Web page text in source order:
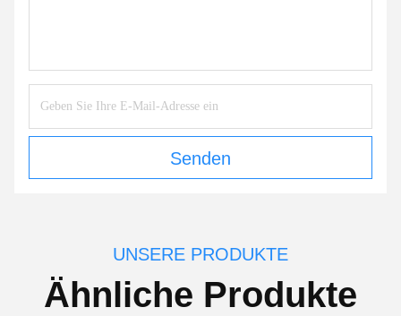
Senden
UNSERE PRODUKTE
Ähnliche Produkte